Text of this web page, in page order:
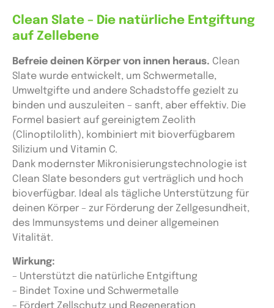
Clean Slate – Die natürliche Entgiftung
auf Zellebene
Befreie deinen Körper von innen heraus. Clean
Slate wurde entwickelt, um Schwermetalle,
Umweltgifte und andere Schadstoffe gezielt zu
binden und auszuleiten – sanft, aber effektiv. Die
Formel basiert auf gereinigtem Zeolith
(Clinoptilolith), kombiniert mit bioverfügbarem
Silizium und Vitamin C.
Dank modernster Mikronisierungstechnologie ist
Clean Slate besonders gut verträglich und hoch
bioverfügbar. Ideal als tägliche Unterstützung für
deinen Körper – zur Förderung der Zellgesundheit,
des Immunsystems und deiner allgemeinen
Vitalität.
Wirkung:
– Unterstützt die natürliche Entgiftung
– Bindet Toxine und Schwermetalle
– Fördert Zellschutz und Regeneration